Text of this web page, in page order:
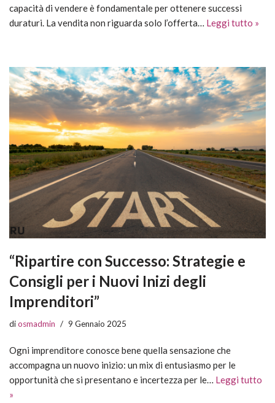
capacità di vendere è fondamentale per ottenere successi
duraturi. La vendita non riguarda solo l’offerta… Leggi tutto »
“Ripartire con Successo: Strategie e
Consigli per i Nuovi Inizi degli
Imprenditori”
diosmadmin 9 Gennaio 2025
Ogni imprenditore conosce bene quella sensazione che
accompagna un nuovo inizio: un mix di entusiasmo per le
opportunità che si presentano e incertezza per le… Leggi tutto
»